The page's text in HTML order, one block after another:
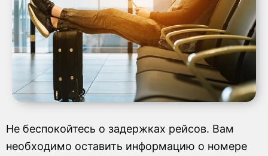
Не беспокойтесь о задержках рейсов. Вам
необходимо оставить информацию о номере